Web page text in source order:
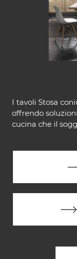
I tavoli Stosa
offrendo
cucina che il